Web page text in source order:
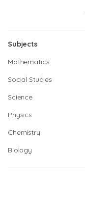
Subjects
Mathematics
Social Studies
Science
Physics
Chemistry
Biology